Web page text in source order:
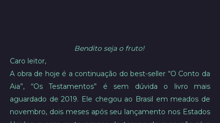
Bendito seja o fruto!
Caro leitor,
A obra de hoje é a continuação do best-seller “O Conto da
Aia”, “Os Testamentos” é sem dúvida o livro mais
aguardado de 2019. Ele chegou ao Brasil em meados de
novembro, dois meses após seu lançamento nos Estados